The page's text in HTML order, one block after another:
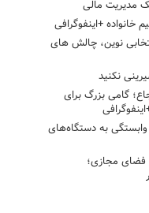
مدیریت مالی
خانواده +اینفوگرافی
نوین، چالش های
نکنید
گامی بزرگ برای
به دستگاه‌های
فضای مجازی؛